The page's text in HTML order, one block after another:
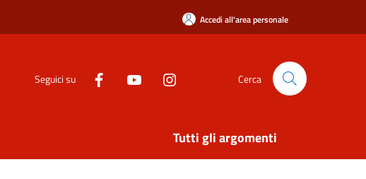
Accedi all'area personale
Seguici su Cerca
Tutti gli argomenti